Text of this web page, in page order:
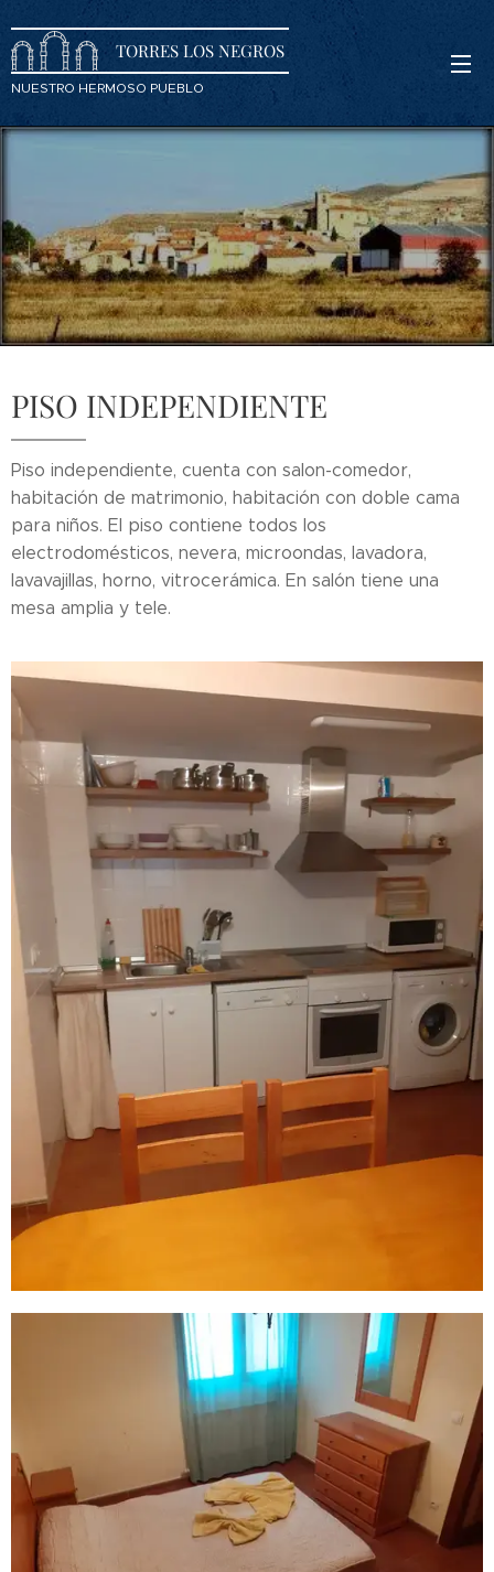
TORRES LOS NEGROS
NUESTRO HERMOSO PUEBLO
PISO INDEPENDIENTE
Piso independiente, cuenta con salon-comedor,
habitación de matrimonio, habitación con doble cama
para niños. El piso contiene todos los
electrodomésticos, nevera, microondas, lavadora,
lavavajillas, horno, vitrocerámica. En salón tiene una
mesa amplia y tele.